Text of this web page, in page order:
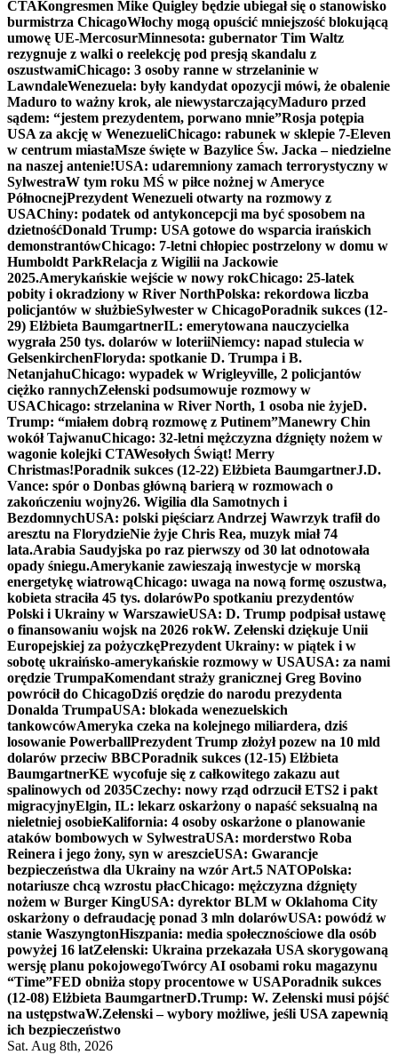
CTAKongresmen Mike Quigley będzie ubiegał się o stanowisko
burmistrza ChicagoWłochy mogą opuścić mniejszość blokującą
umowę UE-MercosurMinnesota: gubernator Tim Waltz
rezygnuje z walki o reelekcję pod presją skandalu z
oszustwamiChicago: 3 osoby ranne w strzelaninie w
LawndaleWenezuela: były kandydat opozycji mówi, że obalenie
Maduro to ważny krok, ale niewystarczającyMaduro przed
sądem: “jestem prezydentem, porwano mnie”Rosja potępia
USA za akcję w WenezueliChicago: rabunek w sklepie 7-Eleven
w centrum miastaMsze święte w Bazylice Św. Jacka – niedzielne
na naszej antenie!USA: udaremniony zamach terrorystyczny w
SylwestraW tym roku MŚ w piłce nożnej w Ameryce
PółnocnejPrezydent Wenezueli otwarty na rozmowy z
USAChiny: podatek od antykoncepcji ma być sposobem na
dzietnośćDonald Trump: USA gotowe do wsparcia irańskich
demonstrantówChicago: 7-letni chłopiec postrzelony w domu w
Humboldt ParkRelacja z Wigilii na Jackowie
2025.Amerykańskie wejście w nowy rokChicago: 25-latek
pobity i okradziony w River NorthPolska: rekordowa liczba
policjantów w służbieSylwester w ChicagoPoradnik sukces (12-
29) Elżbieta BaumgartnerIL: emerytowana nauczycielka
wygrała 250 tys. dolarów w loteriiNiemcy: napad stulecia w
GelsenkirchenFloryda: spotkanie D. Trumpa i B.
NetanjahuChicago: wypadek w Wrigleyville, 2 policjantów
ciężko rannychZełenski podsumowuje rozmowy w
USAChicago: strzelanina w River North, 1 osoba nie żyjeD.
Trump: “miałem dobrą rozmowę z Putinem”Manewry Chin
wokół TajwanuChicago: 32-letni mężczyzna dźgnięty nożem w
wagonie kolejki CTAWesołych Świąt! Merry
Christmas!Poradnik sukces (12-22) Elżbieta BaumgartnerJ.D.
Vance: spór o Donbas główną barierą w rozmowach o
zakończeniu wojny26. Wigilia dla Samotnych i
BezdomnychUSA: polski pięściarz Andrzej Wawrzyk trafił do
aresztu na FlorydzieNie żyje Chris Rea, muzyk miał 74
lata.Arabia Saudyjska po raz pierwszy od 30 lat odnotowała
opady śniegu.Amerykanie zawieszają inwestycje w morską
energetykę wiatrowąChicago: uwaga na nową formę oszustwa,
kobieta straciła 45 tys. dolarówPo spotkaniu prezydentów
Polski i Ukrainy w WarszawieUSA: D. Trump podpisał ustawę
o finansowaniu wojsk na 2026 rokW. Zełenski dziękuje Unii
Europejskiej za pożyczkęPrezydent Ukrainy: w piątek i w
sobotę ukraińsko-amerykańskie rozmowy w USAUSA: za nami
orędzie TrumpaKomendant straży granicznej Greg Bovino
powrócił do ChicagoDziś orędzie do narodu prezydenta
Donalda TrumpaUSA: blokada wenezuelskich
tankowcówAmeryka czeka na kolejnego miliardera, dziś
losowanie PowerballPrezydent Trump złożył pozew na 10 mld
dolarów przeciw BBCPoradnik sukces (12-15) Elżbieta
BaumgartnerKE wycofuje się z całkowitego zakazu aut
spalinowych od 2035Czechy: nowy rząd odrzucił ETS2 i pakt
migracyjnyElgin, IL: lekarz oskarżony o napaść seksualną na
nieletniej osobieKalifornia: 4 osoby oskarżone o planowanie
ataków bombowych w SylwestraUSA: morderstwo Roba
Reinera i jego żony, syn w areszcieUSA: Gwarancje
bezpieczeństwa dla Ukrainy na wzór Art.5 NATOPolska:
notariusze chcą wzrostu płacChicago: mężczyzna dźgnięty
nożem w Burger KingUSA: dyrektor BLM w Oklahoma City
oskarżony o defraudację ponad 3 mln dolarówUSA: powódź w
stanie WaszyngtonHiszpania: media społecznościowe dla osób
powyżej 16 latZełenski: Ukraina przekazała USA skorygowaną
wersję planu pokojowegoTwórcy AI osobami roku magazynu
“Time”FED obniża stopy procentowe w USAPoradnik sukces
(12-08) Elżbieta BaumgartnerD.Trump: W. Zełenski musi pójść
na ustępstwaW.Zełenski – wybory możliwe, jeśli USA zapewnią
ich bezpieczeństwo
Sat. Aug 8th, 2026